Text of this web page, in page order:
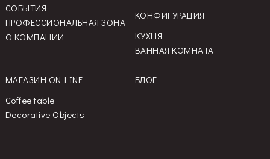
СОБЫТИЯ
ПРОФЕССИОНАЛЬНАЯ ЗОНА
О КОМПАНИИ
КОНФИГУРАЦИЯ
КУХНЯ
ВАННАЯ КОМНАТА
МАГАЗИН ON-LINE
Coffee table
Decorative Objects
БЛОГ